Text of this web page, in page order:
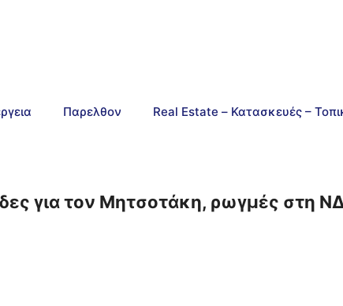
Παρελθον Real Estate – Κατασκευές –
για τον Μητσοτάκη, ρωγμές στη